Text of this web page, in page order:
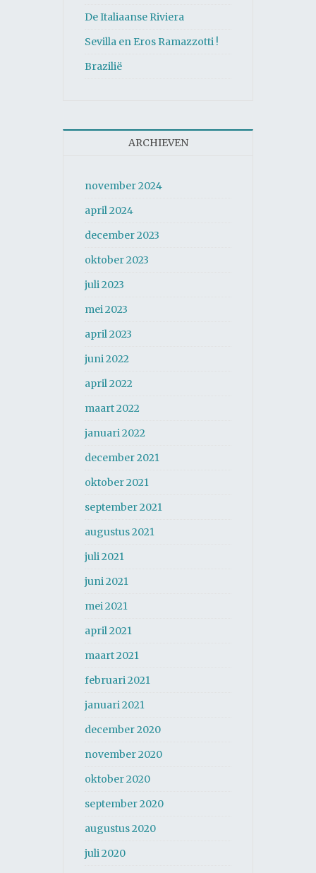
De Italiaanse Riviera
Sevilla en Eros Ramazzotti !
Brazilië
ARCHIEVEN
november 2024
april 2024
december 2023
oktober 2023
juli 2023
mei 2023
april 2023
juni 2022
april 2022
maart 2022
januari 2022
december 2021
oktober 2021
september 2021
augustus 2021
juli 2021
juni 2021
mei 2021
april 2021
maart 2021
februari 2021
januari 2021
december 2020
november 2020
oktober 2020
september 2020
augustus 2020
juli 2020